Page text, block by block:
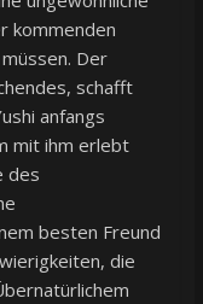
kommenden
Der
schafft
anfangs
mit ihm erlebt
des
besten Freund
die